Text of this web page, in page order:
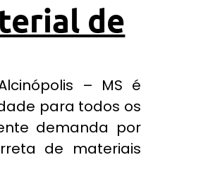
de
– MS é
para todos os
demanda por
de materiais